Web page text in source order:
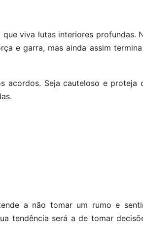
viva lutas interiores profundas.
e garra, mas ainda assim
acordos. Seja cauteloso e proteja
a não tomar um rumo e
tendência será a de tomar